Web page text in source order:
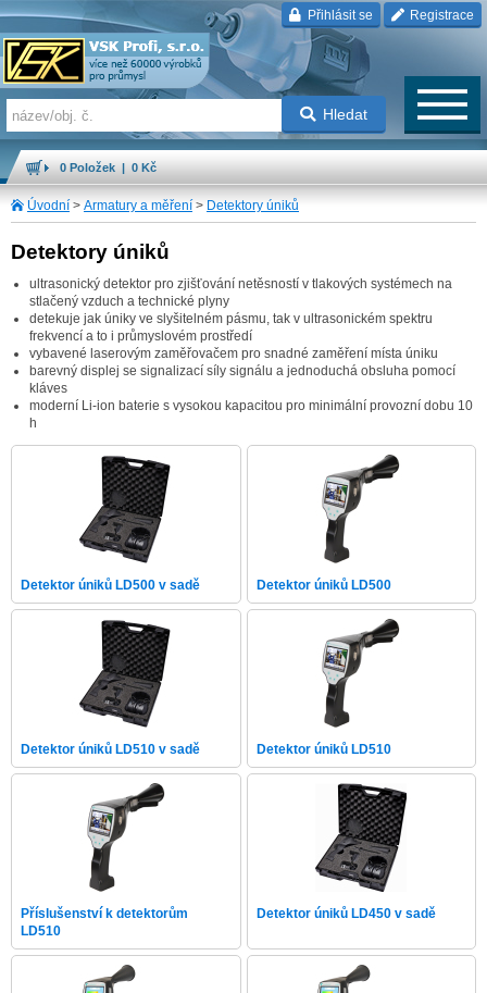
Přihlásit se Registrace
Hledat
0 Položek | 0 Kč
Úvodní > Armatury a měření > Detektory úniků
Detektory úniků
ultrasonický detektor pro zjišťování netěsností v tlakových systémech na
stlačený vzduch a technické plyny
detekuje jak úniky ve slyšitelném pásmu, tak v ultrasonickém spektru
frekvencí a to i průmyslovém prostředí
vybavené laserovým zaměřovačem pro snadné zaměření místa úniku
barevný displej se signalizací síly signálu a jednoduchá obsluha pomocí
kláves
moderní Li-ion baterie s vysokou kapacitou pro minimální provozní dobu 10
h
Detektor úniků LD500 v sadě Detektor úniků LD500
Detektor úniků LD510 v sadě Detektor úniků LD510
Příslušenství k detektorům
LD510
Detektor úniků LD450 v sadě